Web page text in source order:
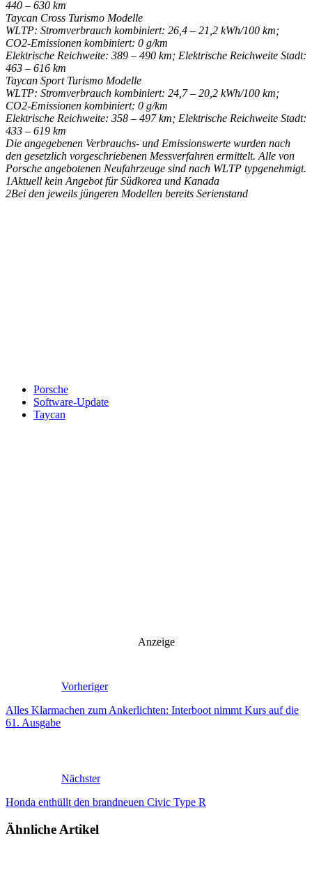
440 – 630 km
Taycan Cross Turismo Modelle
WLTP: Stromverbrauch kombiniert: 26,4 – 21,2 kWh/100 km;
CO2-Emissionen kombiniert: 0 g/km
Elektrische Reichweite: 389 – 490 km; Elektrische Reichweite Stadt:
463 – 616 km
Taycan Sport Turismo Modelle
WLTP: Stromverbrauch kombiniert: 24,7 – 20,2 kWh/100 km;
CO2-Emissionen kombiniert: 0 g/km
Elektrische Reichweite: 358 – 497 km; Elektrische Reichweite Stadt:
433 – 619 km
Die angegebenen Verbrauchs- und Emissionswerte wurden nach
den gesetzlich vorgeschriebenen Messverfahren ermittelt. Alle von
Porsche angebotenen Neufahrzeuge sind nach WLTP typgenehmigt.
1Aktuell kein Angebot für Südkorea und Kanada
2Bei den jeweils jüngeren Modellen bereits Serienstand
Porsche
Software-Update
Taycan
Anzeige
Vorheriger
Alles Klarmachen zum Ankerlichten: Interboot nimmt Kurs auf die
61. Ausgabe
Nächster
Honda enthüllt den brandneuen Civic Type R
Ähnliche Artikel